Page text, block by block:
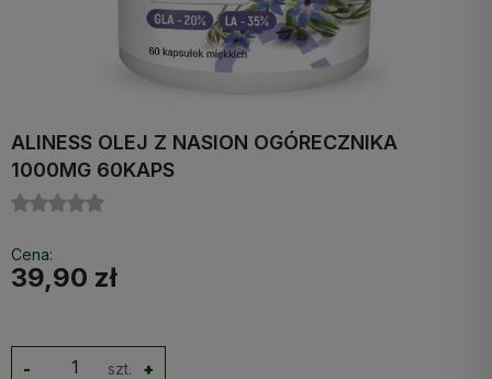
ALINESS OLEJ Z NASION OGÓRECZNIKA
1000MG 60KAPS
Cena:
39,90 zł
szt. +
-